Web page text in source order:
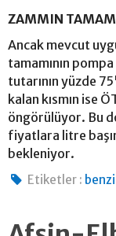
ZAMMIN
Ancak mevcut
tamamının
tutarının yüzde
kalan kısmın ise
öngörülüyor. Bu
fiyatlara litre
bekleniyor.
Etiketler :